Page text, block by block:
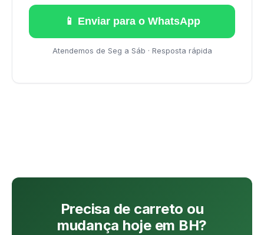
📱 Enviar para o WhatsApp
Atendemos de Seg a Sáb · Resposta rápida
Precisa de carreto ou
mudança hoje em BH?